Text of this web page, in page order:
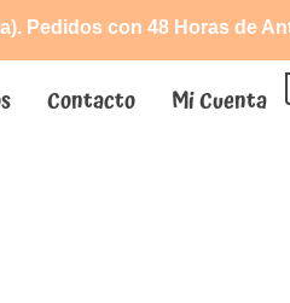
Pedidos con 48 Horas de
Contacto Mi Cuenta